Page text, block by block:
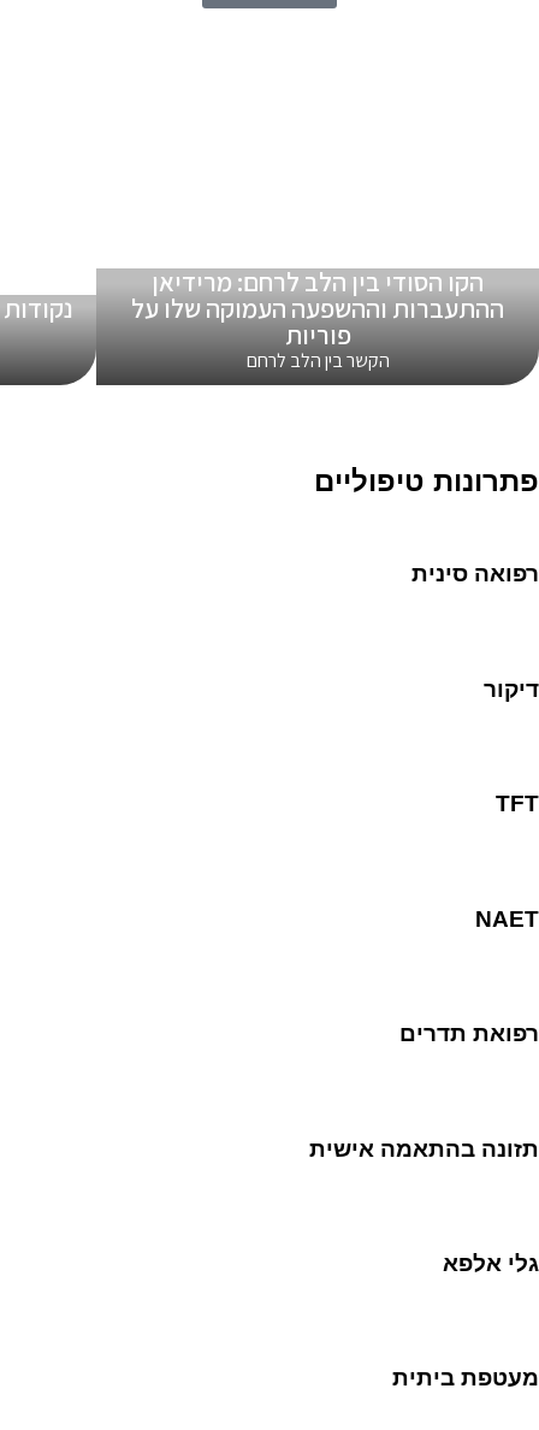
הקו הסודי בין הלב לרחם: מרידיאן
ההתעברות וההשפעה העמוקה שלו על
פוריות
הקשר בין הלב לרחם
פתרונות טיפוליים
רפואה סינית
דיקור
TFT
NAET
רפואת תדרים
תזונה בהתאמה אישית
גלי אלפא
מעטפת ביתית